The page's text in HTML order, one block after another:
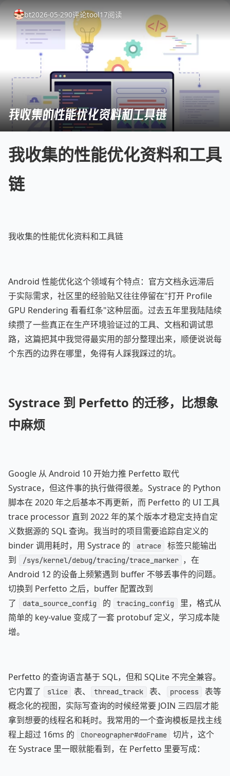
bt2026-05-290评论tool17阅读
我收集的性能优化资料和工具链
我收集的性能优化资料和工具
链
我收集的性能优化资料和工具链
Android 性能优化这个领域有个特点：官方文档永远滞后
于实际需求，社区里的经验贴又往往停留在"打开 Profile
GPU Rendering 看看红条"这种层面。过去五年里我陆陆续
续攒了一些真正在生产环境验证过的工具、文档和调试思
路，这篇把其中我觉得最实用的部分整理出来，顺便说说每
个东西的边界在哪里，免得有人踩我踩过的坑。
Systrace 到 Perfetto 的迁移，比想象
中麻烦
Google 从 Android 10 开始力推 Perfetto 取代
Systrace，但这件事的执行做得很差。Systrace 的 Python
脚本在 2020 年之后基本不再更新，而 Perfetto 的 UI 工具
trace processor 直到 2022 年的某个版本才稳定支持自定
义数据源的 SQL 查询。我当时的项目需要追踪自定义的
binder 调用耗时，用 Systrace 的
atrace
标签只能输出
到
/sys/kernel/debug/tracing/trace_marker ，在
Android 12 的设备上频繁遇到 buffer 不够丢事件的问题。
切换到 Perfetto 之后，buffer 配置改到
了
data_source_config 的 tracing_config
里，格式从
简单的 key-value 变成了一套 protobuf 定义，学习成本陡
增。
Perfetto 的查询语言基于 SQL，但和 SQLite 不完全兼容。
它内置了
slice 表、 thread_track 表、 process
表等
概念化的视图，实际写查询的时候经常要 JOIN 三四层才能
拿到想要的线程名和耗时。我常用的一个查询模板是找主线
程上超过 16ms 的
Choreographer#doFrame
切片，这个
在 Systrace 里一眼就能看到，在 Perfetto 里要写成：